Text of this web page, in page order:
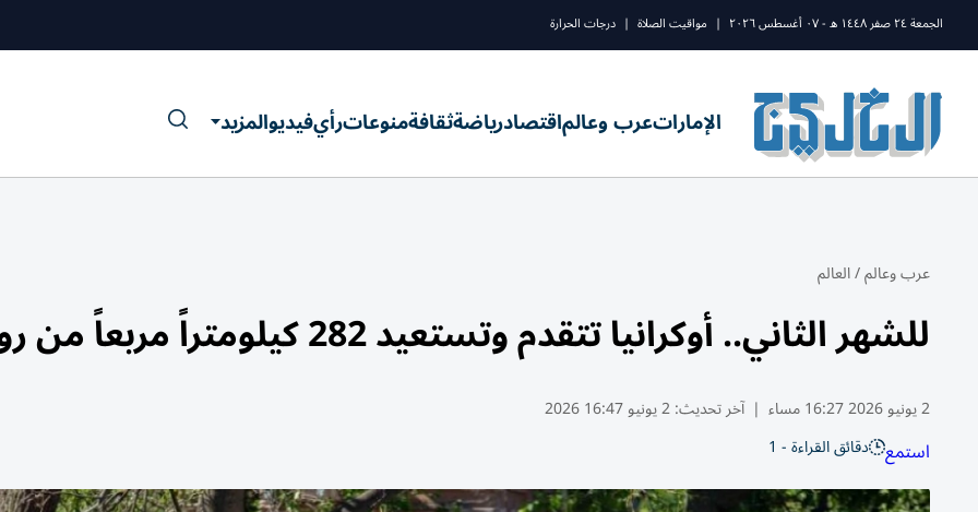
الجمعة ٢٤ صفر ١٤٤٨ ه - ٠٧ أغسطس ٢٠٢٦ | مواقيت الصلاة | درجات الحرارة
الإماراتعرب وعالماقتصادرياضةثقافةمنوعاترأيفيديوالمزيد
عرب وعالم/العالم
للشهر الثاني.. أوكرانيا تتقدم وتستعيد 282 كيلومتراً مربعاً من روسيا
2 يونيو 2026 16:27 مساء | آخر تحديث:2 يونيو 16:47 2026
استمع دقائق القراءة - 1